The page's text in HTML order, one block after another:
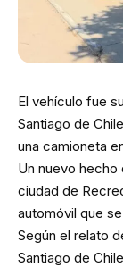
El vehículo fue
Santiago de
una camioneta
Un nuevo
ciudad de
automóvil que
Según el relato
Santiago de